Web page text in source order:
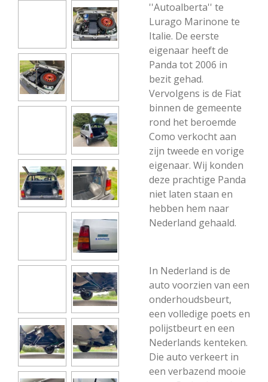
''Autoalberta'' te
Lurago Marinone te
Italie. De eerste
eigenaar heeft de
Panda tot 2006 in
bezit gehad.
Vervolgens is de Fiat
binnen de gemeente
rond het beroemde
Como verkocht aan
zijn tweede en vorige
eigenaar. Wij konden
deze prachtige Panda
niet laten staan en
hebben hem naar
Nederland gehaald.
In Nederland is de
auto voorzien van een
onderhoudsbeurt,
een volledige poets en
polijstbeurt en een
Nederlands kenteken.
Die auto verkeert in
een verbazend mooie